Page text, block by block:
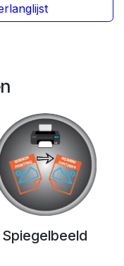
Spiegelbeeld